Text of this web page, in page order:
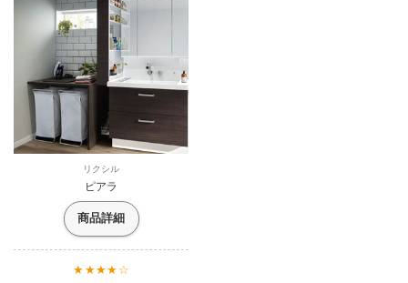
リクシル
ピアラ
商品詳細